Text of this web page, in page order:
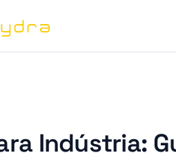
Indústria: